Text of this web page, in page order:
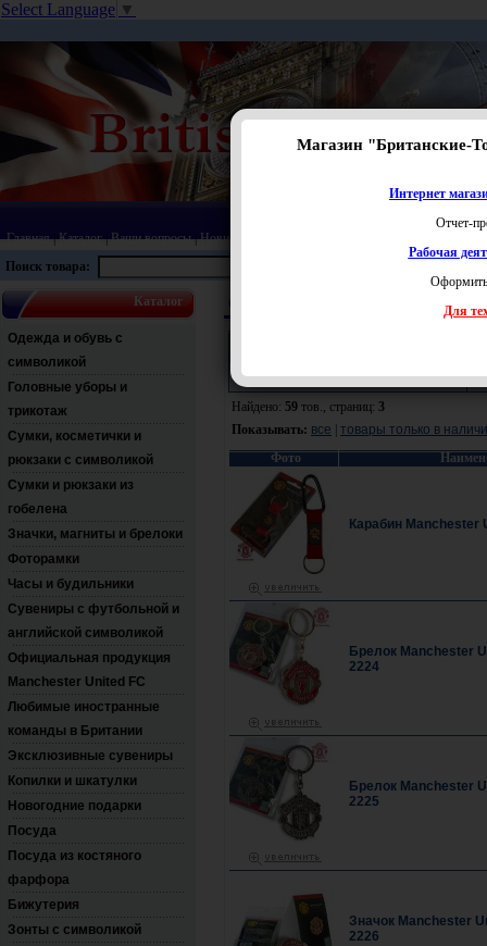
Select Language ▼
Главная|Каталог|Ваши вопросы|Новинки
Поиск товара:
Каталог
Одежда и обувь с
символикой
Головные уборы и
трикотаж
Сумки, косметички и
рюкзаки с символикой
Сумки и рюкзаки из
гобелена
Значки, магниты и брелоки
Фоторамки
Часы и будильники
Сувениры с футбольной и
английской символикой
Официальная продукция
Manchester United FC
Любимые иностранные
команды в Британии
Эксклюзивные сувениры
Копилки и шкатулки
Новогодние подарки
Посуда
Посуда из костяного
фарфора
Бижутерия
Зонты с символикой
Официальная продукция Manchester
Раздел:
Найдено: 59 тов., страниц: 3
Показывать: все
товары только в
Фото
Карабин Manchester
Брелок Manchester
2224
Брелок Manchester
2225
Значок Manchester
2226
Магазин "Британские-
Интернет
Отчет-
Рабочая
Для